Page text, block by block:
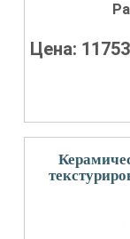
Цена: 11753